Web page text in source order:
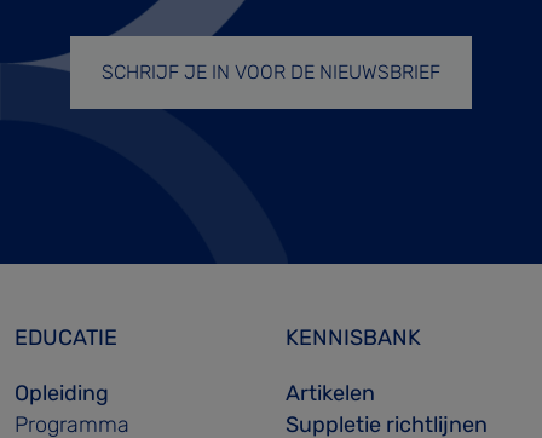
SCHRIJF JE IN VOOR DE NIEUWSBRIEF
EDUCATIE
Opleiding
Programma
KENNISBANK
Artikelen
Suppletie richtlijnen